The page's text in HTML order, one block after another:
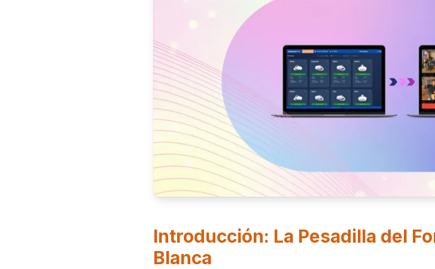
Introducción: La Pesadilla del
Blanca